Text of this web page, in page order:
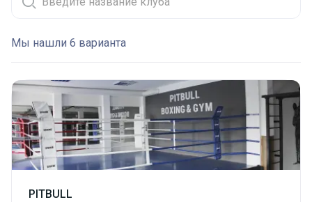
Мы нашли 6 варианта
PITBULL